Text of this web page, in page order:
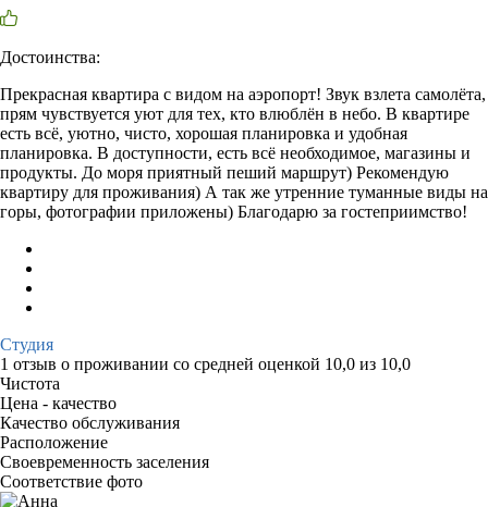
Достоинства:
Прекрасная квартира с видом на аэропорт! Звук взлета самолёта,
прям чувствуется уют для тех, кто влюблён в небо. В квартире
есть всё, уютно, чисто, хорошая планировка и удобная
планировка. В доступности, есть всё необходимое, магазины и
продукты. До моря приятный пеший маршрут) Рекомендую
квартиру для проживания) А так же утренние туманные виды на
горы, фотографии приложены) Благодарю за гостеприимство!
Студия
1 отзыв о проживании со средней оценкой 10,0 из 10,0
Чистота
Цена - качество
Качество обслуживания
Расположение
Своевременность заселения
Соответствие фото